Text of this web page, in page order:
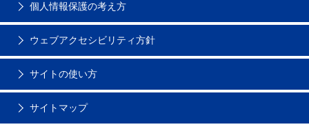
個人情報保護の考え方
ウェブアクセシビリティ方針
サイトの使い方
サイトマップ